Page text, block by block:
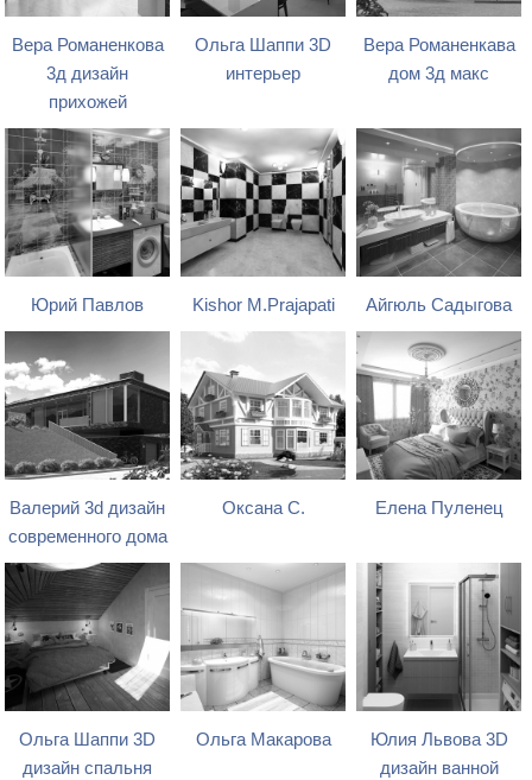
Вера Романенкова
3д дизайн
прихожей
Ольга Шаппи 3D
интерьер
Вера Романенкава
дом 3д макс
Юрий Павлов Kishor M.Prajapati Айгюль Садыгова
Валерий 3d дизайн
современного дома
Оксана С. Елена Пуленец
Ольга Шаппи 3D
дизайн спальня
Ольга Макарова
Юлия Львова 3D
дизайн ванной